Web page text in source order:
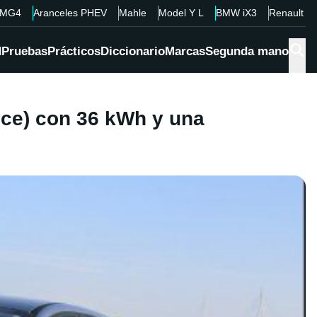
MG4 Aranceles PHEV Mahle Model Y L BMW iX3 Renault
PruebasPrácticosDiccionarioMarcasSegunda mano
con 36 kWh y una